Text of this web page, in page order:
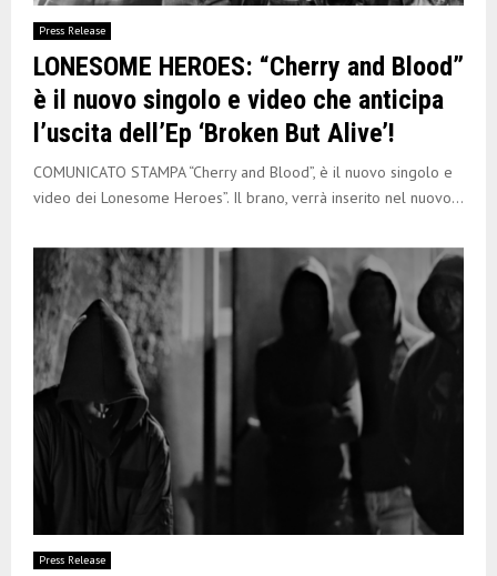
Press Release
LONESOME HEROES: “Cherry and Blood”
è il nuovo singolo e video che anticipa
l’uscita dell’Ep ‘Broken But Alive’!
COMUNICATO STAMPA “Cherry and Blood”, è il nuovo singolo e
video dei Lonesome Heroes”. Il brano, verrà inserito nel nuovo...
Press Release